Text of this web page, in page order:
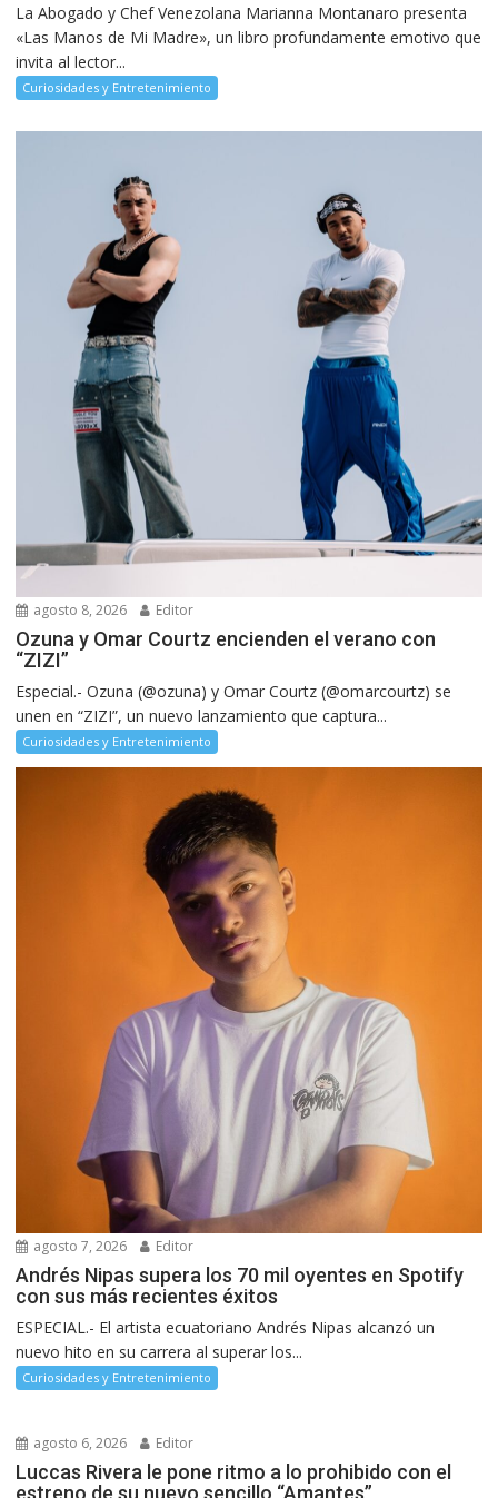
La Abogado y Chef Venezolana Marianna Montanaro presenta
«Las Manos de Mi Madre», un libro profundamente emotivo que
invita al lector...
Curiosidades y Entretenimiento
agosto 8, 2026 Editor
Ozuna y Omar Courtz encienden el verano con
“ZIZI”
Especial.- Ozuna (@ozuna) y Omar Courtz (@omarcourtz) se
unen en “ZIZI”, un nuevo lanzamiento que captura...
Curiosidades y Entretenimiento
agosto 7, 2026 Editor
Andrés Nipas supera los 70 mil oyentes en Spotify
con sus más recientes éxitos
ESPECIAL.- El artista ecuatoriano Andrés Nipas alcanzó un
nuevo hito en su carrera al superar los...
Curiosidades y Entretenimiento
agosto 6, 2026 Editor
Luccas Rivera le pone ritmo a lo prohibido con el
estreno de su nuevo sencillo “Amantes”